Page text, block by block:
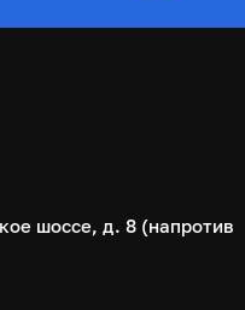
шоссе, д. 8 (напротив